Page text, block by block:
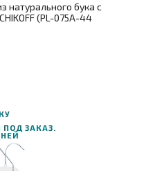
натурального бука с
(PL-075A-44
30
бук
ПОД ЗАКАЗ.